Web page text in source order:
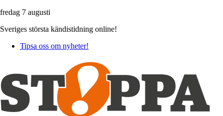
fredag 7 augusti
Sveriges största kändistidning online!
Tipsa oss om nyheter!